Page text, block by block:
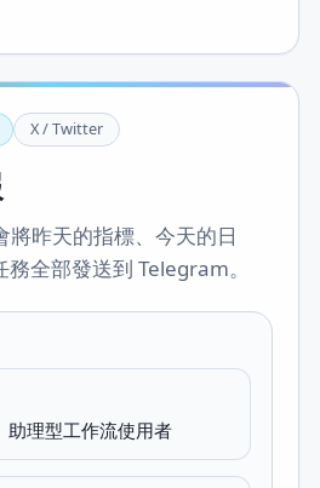
X / Twitter
將昨天的指標、今天的日
全部發送到 Telegram。
助理型工作流使用者